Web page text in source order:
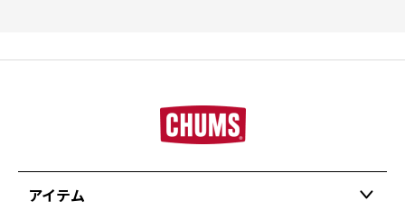
アイテム